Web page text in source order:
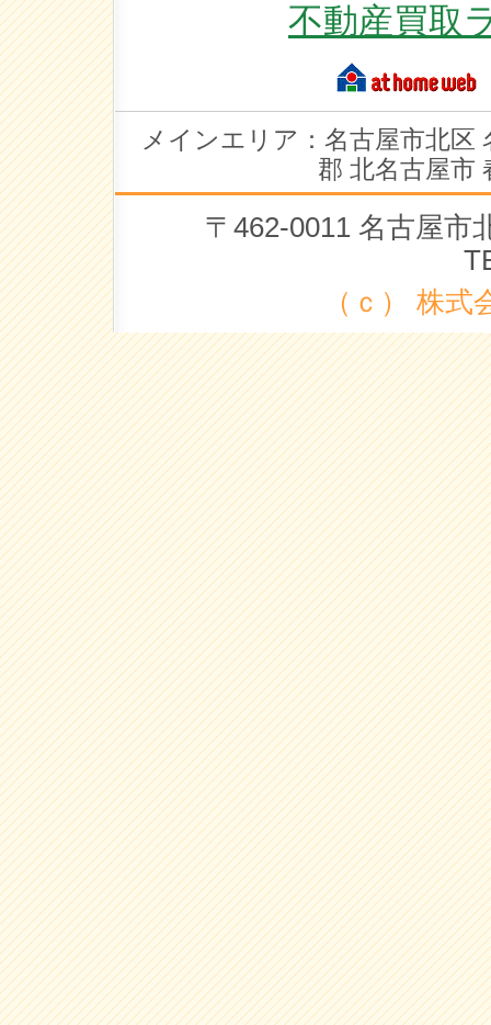
不動産買取
メインエリア：名古屋市北区
郡 北名古屋市
〒462-0011 名古屋市
（ｃ） 株